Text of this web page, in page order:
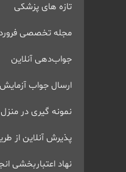
تازه های پزشکی
مجله تخصصی
جواب‌دهی آنلاین
ارسال جواب آزمایش
نمونه گیری در منزل
پذیرش آنلاین از
نهاد اعتباربخشی